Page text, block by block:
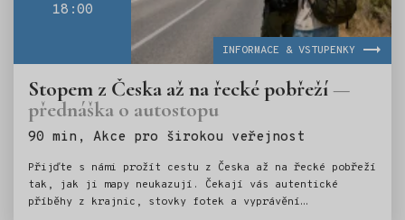
18:00
Stopem z Česka až na řecké pobřeží
přednáška o autostopu
90 min, Akce pro širokou veřejnost
Přijďte s námi prožít cestu z Česka až na řecké pobřeží
tak, jak ji mapy neukazují. Čekají vás autentické
příběhy z krajnic, stovky fotek a vyprávění
INFORMACE & VSTUPENKY